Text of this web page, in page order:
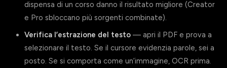
dispensa di un corso danno il risultato migliore (Creator
e Pro sbloccano più sorgenti combinate).
Verifica l’estrazione del testo — apri il PDF e prova a
selezionare il testo. Se il cursore evidenzia parole, sei a
posto. Se si comporta come un’immagine, OCR prima.